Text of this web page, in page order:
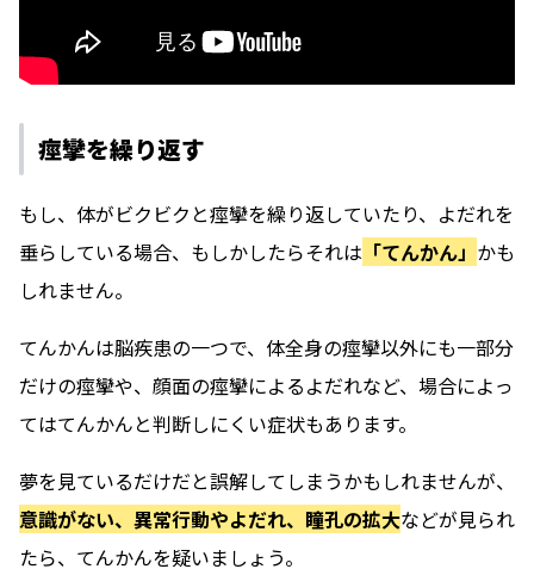
痙攣を繰り返す
もし、体がビクビクと痙攣を繰り返していたり、よだれを
垂らしている場合、もしかしたらそれは 「てんかん」 かも
しれません。
てんかんは脳疾患の一つで、体全身の痙攣以外にも一部分
だけの痙攣や、顔面の痙攣によるよだれなど、場合によっ
てはてんかんと判断しにくい症状もあります。
夢を見ているだけだと誤解してしまうかもしれませんが、
意識がない、異常行動やよだれ、瞳孔の拡大などが見られ
たら、てんかんを疑いましょう。